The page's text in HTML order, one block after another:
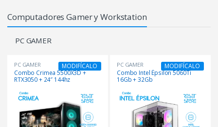
Computadores Gamer y Workstation
PC GAMER
PC GAMER
Combo Crimea 5500X3D +
RTX3050 + 24″ 144hz
MODIFÍCALO PC GAMER
Combo Intel Épsilon 5060Ti
16Gb + 32Gb
MODIFÍCALO